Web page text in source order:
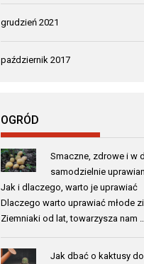
grudzień 2021
październik 2017
OGRÓD
Smaczne, zdrowe i w
samodzielnie
Jak i dlaczego, warto je uprawiać
Dlaczego warto uprawiać młode
Ziemniaki od lat, towarzysza nam …
Jak dbać o kaktusy